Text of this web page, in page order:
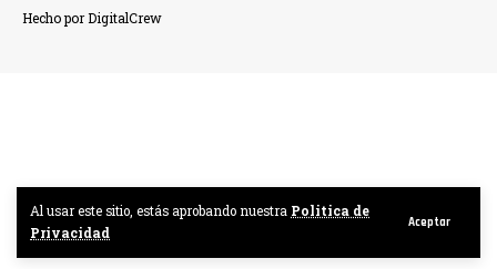
Al usar este sitio, estás aprobando nuestra Politica de
Privacidad
Aceptar
Hecho por DigitalCrew